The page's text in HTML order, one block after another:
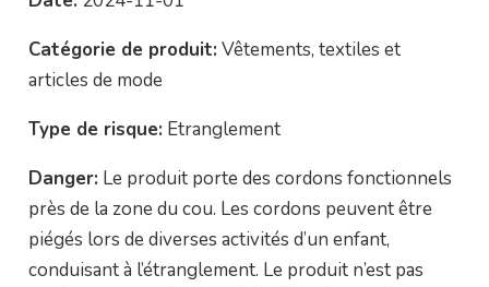
Catégorie de produit: Vêtements, textiles et
articles de mode
Type de risque: Etranglement
Danger: Le produit porte des cordons fonctionnels
près de la zone du cou. Les cordons peuvent être
piégés lors de diverses activités d’un enfant,
conduisant à l’étranglement. Le produit n’est pas